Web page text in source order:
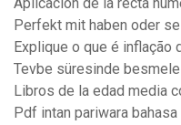
Aplicacion de la recta
Perfekt mit haben oder
Explique o que é inflação
Tevbe süresinde
Libros de la edad media
Pdf intan pariwara